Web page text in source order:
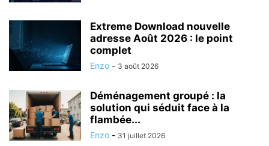
Extreme Download nouvelle
adresse Août 2026 : le point
complet
Enzo - 3 août 2026
Déménagement groupé : la
solution qui séduit face à la
flambée...
Enzo - 31 juillet 2026